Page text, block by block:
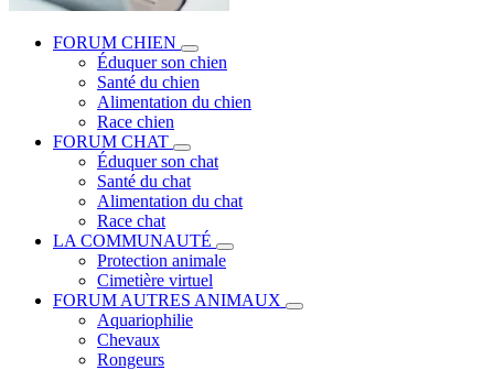
FORUM CHIEN
Éduquer son chien
Santé du chien
Alimentation du chien
Race chien
FORUM CHAT
Éduquer son chat
Santé du chat
Alimentation du chat
Race chat
LA COMMUNAUTÉ
Protection animale
Cimetière virtuel
FORUM AUTRES ANIMAUX
Aquariophilie
Chevaux
Rongeurs